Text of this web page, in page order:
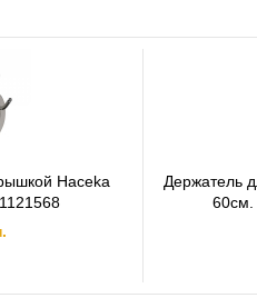
Haceka
Держатель
60см.